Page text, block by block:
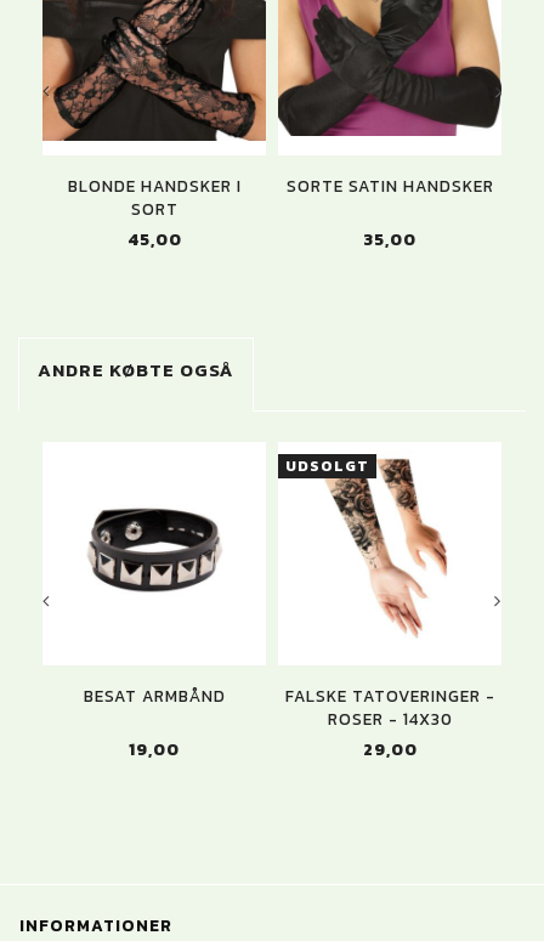
BLONDE HANDSKER I
SORT
45,00
SORTE SATIN HANDSKER
35,00
ANDRE KØBTE OGSÅ
BESAT ARMBÅND
19,00
UDSOLGT
FALSKE TATOVERINGER -
ROSER - 14X30
29,00
INFORMATIONER